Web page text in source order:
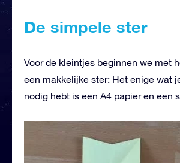
De simpele ster
Voor de kleintjes beginnen we met
een makkelijke ster: Het enige wat
nodig hebt is een A4 papier en een